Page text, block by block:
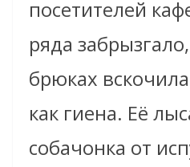
посетителей
ряда
брюках
как гиена. Её
собачонка от